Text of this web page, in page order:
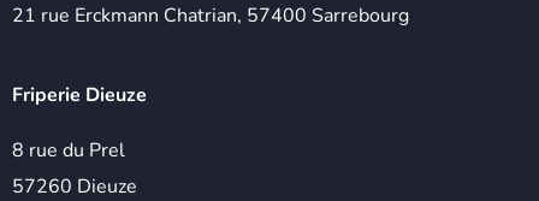
21 rue Erckmann Chatrian, 57400 Sarrebourg
Friperie Dieuze
8 rue du Prel
57260 Dieuze